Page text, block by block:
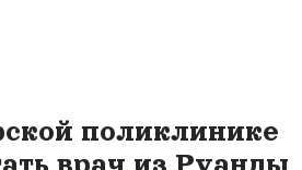
поликлинике
врач из Руанды